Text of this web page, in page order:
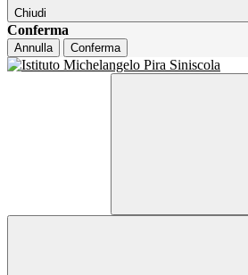
Chiudi
Conferma
Annulla Conferma